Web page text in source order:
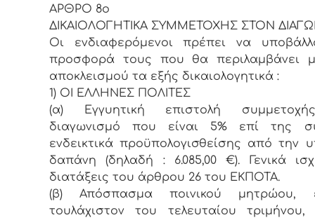
ΑΡΘΡΟ 8ο
ΔΙΚΑΙΟΛΟΓΗΤΙΚΑ ΣΥΜΜΕΤΟΧΗΣ ΣΤΟΝ
Οι ενδιαφερόμενοι πρέπει να
προσφορά τους που θα περιλαμβάνει
αποκλεισμού τα εξής δικαιολογητικά :
1) ΟΙ ΕΛΛΗΝΕΣ ΠΟΛΙΤΕΣ
(α) Εγγυητική επιστολή
διαγωνισμό που είναι 5% επί της
ενδεικτικά προϋπολογισθείσης από την
δαπάνη (δηλαδή : 6.085,00 €). Γενικά
διατάξεις του άρθρου 26 του ΕΚΠΟΤΑ.
(β) Απόσπασμα ποινικού μητρώου,
τουλάχιστον του τελευταίου